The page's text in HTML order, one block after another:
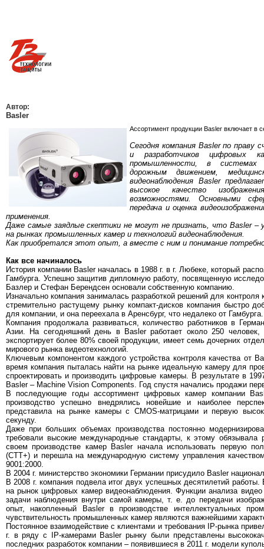
Автор:
Basler
Ассортимент продукции Basler включает в
Сегодня компания Basler по праву
и разработчиков цифровых
промышленности, в системах
дорожным движением,
видеонаблюдения Basler
высокое качество
возможностями. Основными
передача и оценка
применения.
Даже самые заядлые скептики не могут не признать, что Basler
на рынках промышленных камер и технологий видеонаблюдения.
Как приобретался этот опыт, а вместе с ним и понимание
Как все начиналось
История компании Basler началась в 1988 г. в г. Любеке, который
Гамбурга. Успешно защитив дипломную работу, посвященную
Базлер и Стефан Берендсен основали собственную компанию.
Изначально компания занималась разработкой решений для
стремительно растущему рынку компакт-дисков компания быстро
для компании, и она переехала в Аренсбург, что недалеко от Гамбурга.
Компания продолжала развиваться, количество работников в
Азии. На сегодняшний день в Basler работает около 250
экспортирует более 80% своей продукции, имеет семь дочерних
мирового рынка видеотехнологий.
Ключевым компонентом каждого устройства контроля качества от
время компания пыталась найти на рынке идеальную камеру для
спроектировать и производить цифровые камеры. В результате в
Basler – Machine Vision Components. Год спустя начались продажи
В последующие годы ассортимент цифровых камер компании
производство успешно внедрялись новейшие и наиболее
представила на рынке камеры с CMOS-матрицами и первую
секунду.
Даже при больших объемах производства постоянно
требовали высокие международные стандарты, к этому
своем производстве камер Basler начала использовать первую
(CTT+) и перешла на международную систему управления
9001:2000.
В 2004 г. министерство экономики Германии присудило Basler
В 2008 г. компания подвела итог двух успешных десятилетий
на рынок цифровых камер видеонаблюдения. Функции анализа
задачи наблюдения внутри самой камеры, т. е. до передачи
опыт, накопленный Basler в производстве интеллектуальных
чувствительность промышленных камер являются важнейшими
Постоянное взаимодействие с клиентами и требования IP-рынка
г. в ряду с IP-камерами Basler рынку были представлены
последних разработок компании – появившиеся в 2011 г. модели